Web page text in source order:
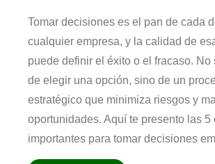
Tomar decisiones es el pan de cada
cualquier empresa, y la calidad de
puede definir el éxito o el fracaso. No
de elegir una opción, sino de un
estratégico que minimiza riesgos y
oportunidades. Aquí te presento las 5
importantes para tomar decisiones